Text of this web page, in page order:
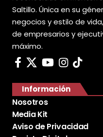
Saltillo. Única en su
negocios y estilo de
de empresarios y
máximo.
Información
Nosotros
Media Kit
Aviso de Privacidad